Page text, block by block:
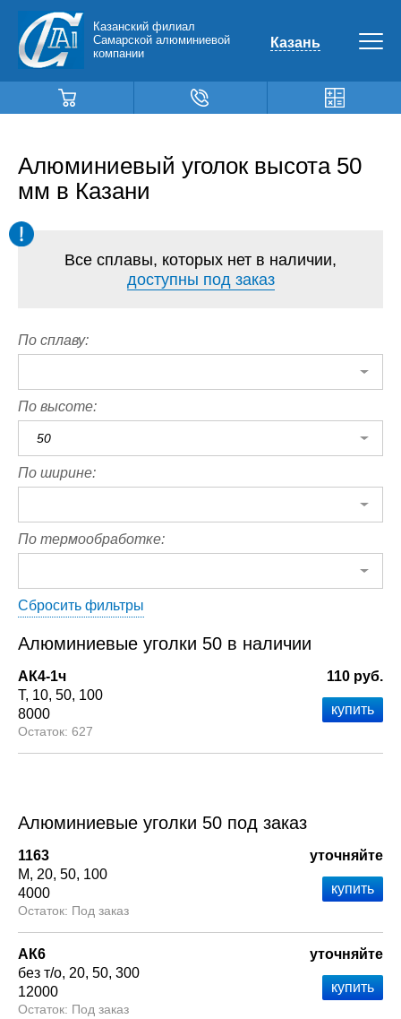
Казанский филиал
Самарской алюминиевой
компании
Казань
Алюминиевый уголок высота 50
мм в Казани
Все сплавы, которых нет в наличии,
доступны под заказ
По сплаву:
По высоте:
50
По ширине:
По термообработке:
Сбросить фильтры
Алюминиевые уголки 50 в наличии
АК4-1ч
Т 10 50 100
8000
627
110 руб.
Алюминиевые уголки 50 под заказ
1163
М
20 50 100
4000
Под заказ
уточняйте
АК6
без т/о 20 50 300
12000
Под заказ
уточняйте